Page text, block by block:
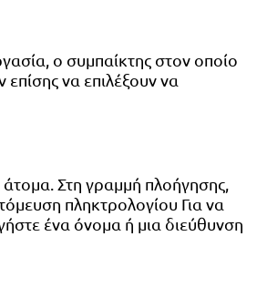
ο συμπαίκτης στον οποίο
να επιλέξουν να
Στη γραμμή πλοήγησης,
πληκτρολογίου Για να
ένα όνομα ή μια διεύθυνση